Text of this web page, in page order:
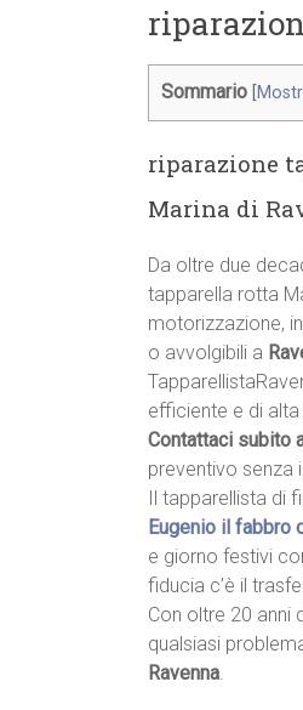
Sommario
riparazione
Marina di
Da oltre due
tapparella rotta
motorizzazione,
o avvolgibili a
efficiente e di
Contattaci subito
preventivo senza
Il tapparellista di
Eugenio il fabbro
e giorno festivi
fiducia c’è il
Con oltre 20 anni
qualsiasi
Ravenna.